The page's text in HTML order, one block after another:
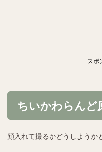
スポ
ちいかわらんど
顔入れて撮るかどうしようか